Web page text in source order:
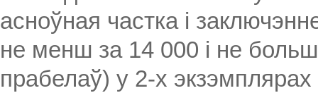
асноўная частка і
не менш за 14 000 і не
прабелаў) у 2-х